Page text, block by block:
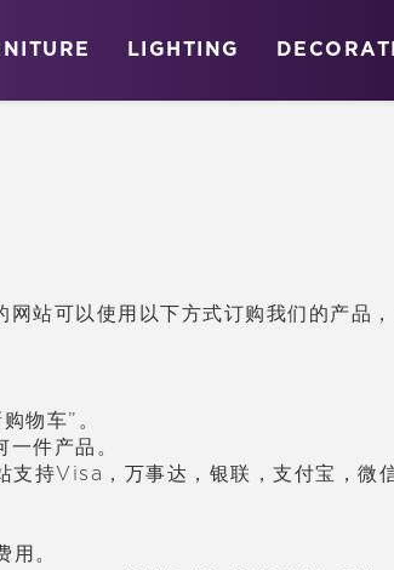
LIGHTING
网站可以使用以下方式订购我们 的产品
购物车”。
一件产品。
支持Visa，万事达， 银联
，支付宝，微
用。